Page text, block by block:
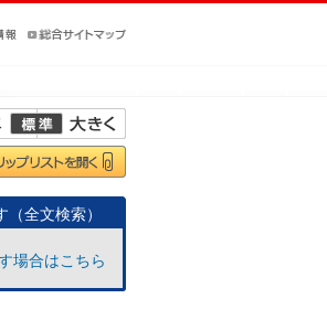
全文検索）
場合はこちら